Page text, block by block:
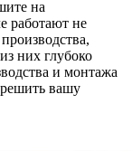
на
работают не
них глубоко
и монтажа
решить вашу